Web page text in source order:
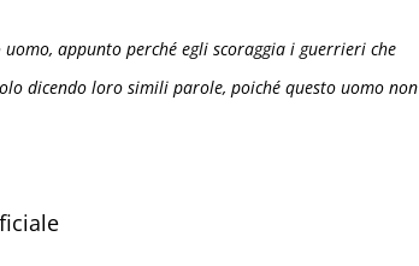
appunto perché egli scoraggia i guerrieri che
dicendo loro simili parole, poiché questo uomo non